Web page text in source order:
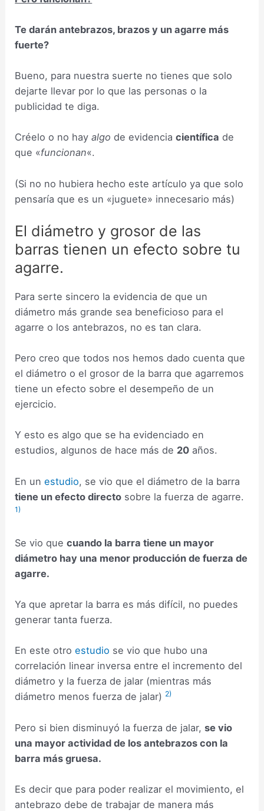
Te darán antebrazos, brazos y un agarre más
fuerte?
Bueno, para nuestra suerte no tienes que solo
dejarte llevar por lo que las personas o la
publicidad te diga.
Créelo o no hayalgo de evidenciacientífica de
que «funcionan«.
(Si no no hubiera hecho este artículo ya que solo
pensaría que es un «juguete» innecesario más)
El diámetro y grosor de las
barras tienen un efecto sobre tu
agarre.
Para serte sincero la evidencia de que un
diámetro más grande sea beneficioso para el
agarre o los antebrazos, no es tan clara.
Pero creo que todos nos hemos dado cuenta que
el diámetro o el grosor de la barra que agarremos
tiene un efecto sobre el desempeño de un
ejercicio.
Y esto es algo que se ha evidenciado en
estudios, algunos de hace más de 20 años.
En unestudio, se vio que el diámetro de la barra
tiene un efecto directo sobre la fuerza de agarre.
1)
Se vio quecuando la barra tiene un mayor
diámetro hay una menor producción de fuerza de
agarre.
Ya que apretar la barra es más difícil, no puedes
generar tanta fuerza.
En este otroestudio se vio que hubo una
correlación linear inversa entre el incremento del
diámetro y la fuerza de jalar (mientras más
diámetro menos fuerza de jalar) 2)
Pero si bien disminuyó la fuerza de jalar,se vio
una mayor actividad de los antebrazos con la
barra más gruesa.
Es decir que para poder realizar el movimiento, el
antebrazo debe de trabajar de manera más